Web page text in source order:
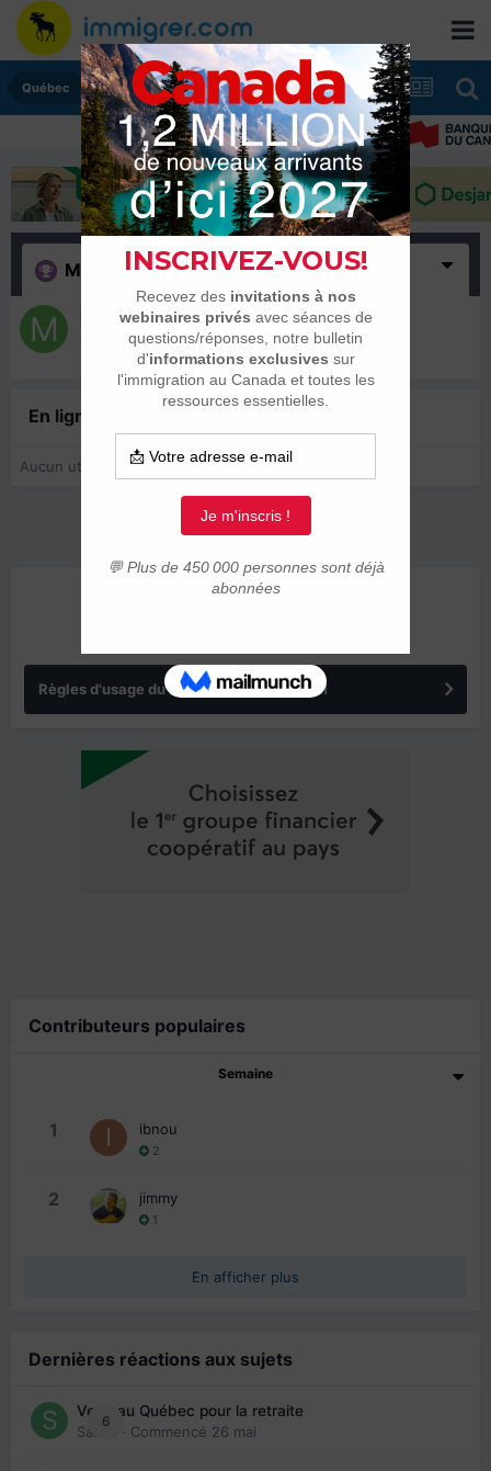
Québec
Merci (1)
4 juin 2024
En ligne récemment
Aucun utilisateur enregistré regarde cette page.
Règles d'usage du forum IMMIGRER.COM
Contributeurs populaires
Semaine
1 ibnou
2
2 jimmy
1
En afficher plus
Dernières réactions aux sujets
6
Venir au Québec pour la retraite
Sab74
· Commencé 26 mai